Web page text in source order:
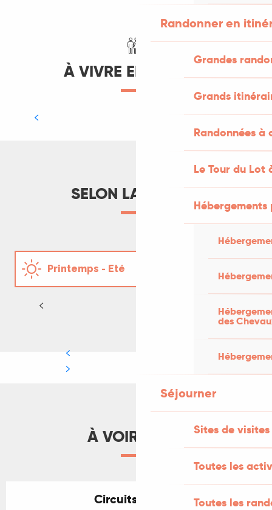
Randonner en
Grandes
Grands
Randonnées
Le Tour du Lot
des
Séjourner
Sites de visites
Toutes les
Toutes les
À VIVRE EN FAMILLE
Notre visite sur les traces des
SELON LA SAISON
Printemps - Eté
Mon retour au moyen-âge avec les
Médiévales de Gourdon
À VOIR AUSSI
Circuits routiers